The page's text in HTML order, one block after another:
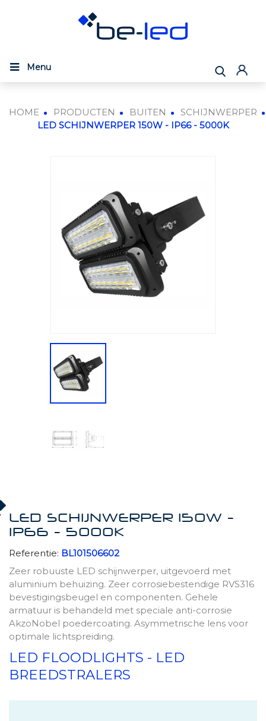
Menu
HOME PRODUCTEN BUITEN
SCHIJNWERPER
LED SCHIJNWERPER 150W - IP66 - 5000K
LED SCHIJNWERPER 150W -
IP66 - 5000K
Referentie: BL101506602
Zeer robuuste LED schijnwerper, uitgevoerd met
aluminium behuizing. Zeer corrosiebestendige RVS316
bevestigingsbeugel en componenten. Gehele
armatuur is behandeld met speciale anti-corrosie
AkzoNobel poedercoating. Asymmetrische lens voor
optimale lichtspreiding.
LED FLOODLIGHTS - LED
BREEDSTRALERS